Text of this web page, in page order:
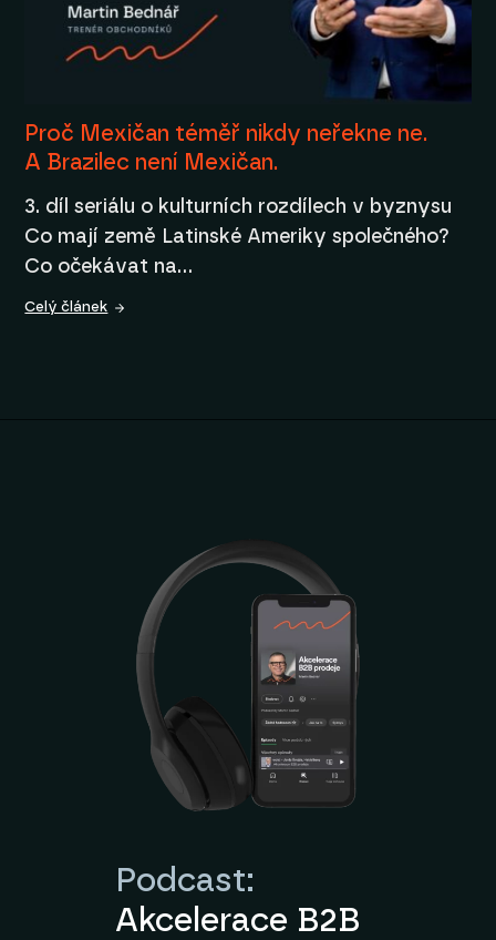
Proč Mexičan téměř nikdy neřekne ne.
A Brazilec není Mexičan.
3. díl seriálu o kulturních rozdílech v byznysu
Co mají země Latinské Ameriky společného?
Co očekávat na…
Celý článek
Podcast:
Akcelerace B2B